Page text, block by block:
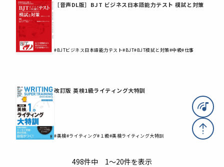
［音声DL版］BJT ビジネス日本語能力テスト 模試と対策
#BJTビジネス日本語能力テスト#BJT#BJT模試と対策#中級#仕事
改訂版 英検1級ライティング大特訓
#英検#ライティング#１級#英検ライティング大特訓
498件中 1～20件を表示